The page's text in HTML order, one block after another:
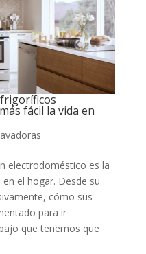
fácil la vida en
electrodoméstico es la
el hogar. Desde su
cómo sus
para ir
que tenemos que